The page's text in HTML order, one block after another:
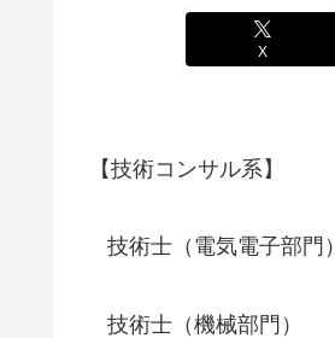
X
【技術コンサル系】
技術士（電気電子部門）
技術士（機械部門）